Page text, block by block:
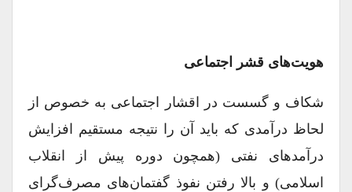
هویت‌های قشر اجتماعی
شکاف و گسست در اقشار اجتماعی به خصوص از
لحاظ درآمدی که باید آن را نتیجه مستقیم افزایش
درآمدهای نفتی (‌همچون دوره پیش از انقلاب
اسلامی) و بالا رفتن نفوذ گفتمان‌های مصرف‌گرای